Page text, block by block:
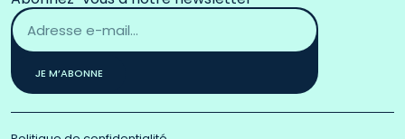
Adresse
email
*
JE M’ABONNE